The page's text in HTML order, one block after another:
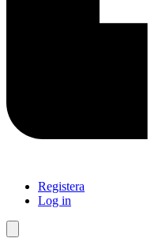
Registera
Log in